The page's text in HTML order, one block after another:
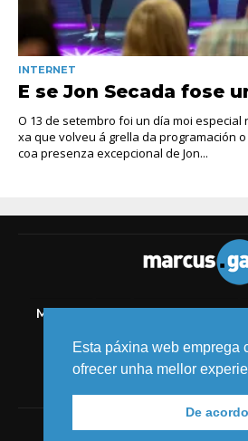
INTERNET
E se Jon Secada fose
O 13 de setembro foi un día moi especial
xa que volveu á grella da programación
coa presenza excepcional de Jon...
MELIDE TIC AUDIOVISUAL
EVENTOS
Esta páxina web emprega
ofrecer unha mellor
De acordo